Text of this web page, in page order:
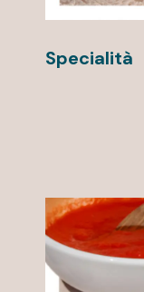
Specialità